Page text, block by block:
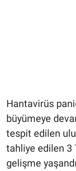
Hantavirüs
büyümeye
tespit edilen
tahliye edilen 3
gelişme